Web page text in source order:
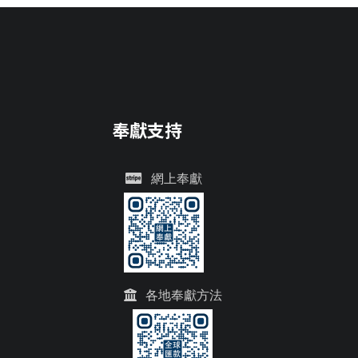
奉獻支持
網上奉獻
各地奉獻方法